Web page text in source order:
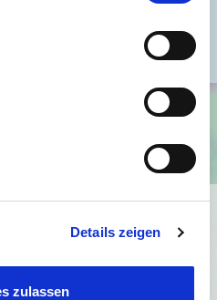
Details zeigen
zulassen
Es gelten die
privacy